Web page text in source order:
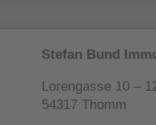
Stefan Bund
Lorengasse 10 –
54317 Thomm